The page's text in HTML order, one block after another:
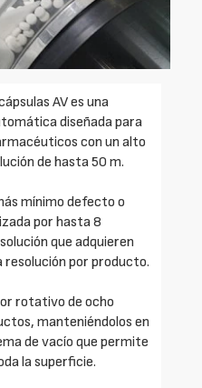
AV es una
diseñada para
con un alto
de hasta 50 m.
mínimo defecto o
por hasta 8
que adquieren
por producto.
rotativo de ocho
manteniéndolos en
de vacío que permite
la superficie.